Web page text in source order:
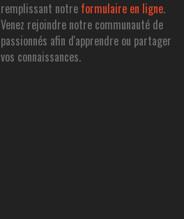
remplissant notre formulaire en ligne.
Venez rejoindre notre communauté de
passionnés afin d'apprendre ou partager
vos connaissances.